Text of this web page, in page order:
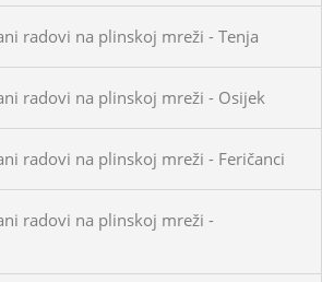
radovi na plinskoj mreži - Tenja
radovi na plinskoj mreži - Osijek
radovi na plinskoj mreži - Feričanci
radovi na plinskoj mreži -